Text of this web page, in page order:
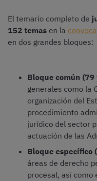
El temario completo de
152 temas en la
en dos grandes bloques:
Bloque común (79
generales como la
organización del
procedimiento
jurídico del sector
actuación de las
Bloque específico
áreas de derecho
procesal, así como